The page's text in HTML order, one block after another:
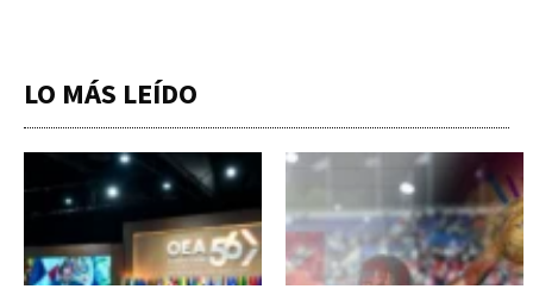
LO MÁS LEÍDO